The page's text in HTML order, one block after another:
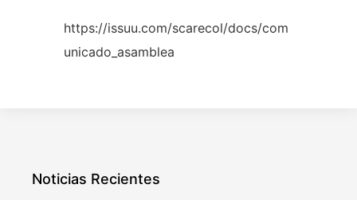
https://issuu.com/scarecol/docs/com
unicado_asamblea
Noticias Recientes